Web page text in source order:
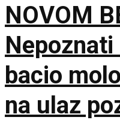
NOVOM
Nepoznati
bacio
na ulaz